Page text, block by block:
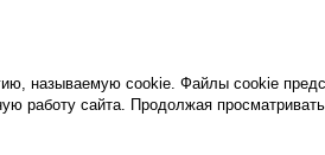
называемую cookie. Файлы cookie
работу сайта. Продолжая